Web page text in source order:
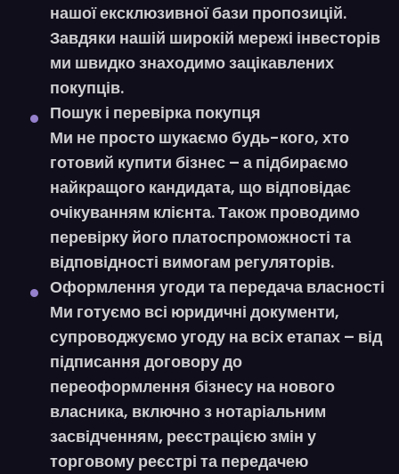
нашоїексклюзивної бази пропозицій.
Завдяки нашій широкій мережі інвесторів
ми швидко знаходимо зацікавлених
покупців.
Пошук і перевірка покупця
Ми не просто шукаємо будь-кого, хто
готовий купити бізнес – а підбираємо
найкращого кандидата, що відповідає
очікуванням клієнта. Також проводимо
перевірку його платоспроможності та
відповідності вимогам регуляторів.
Оформлення угоди та передача власності
Ми готуємо всі юридичні документи,
супроводжуємо угоду на всіх етапах – від
підписання договору до
переоформлення бізнесу на нового
власника, включно з нотаріальним
засвідченням, реєстрацією змін у
торговому реєстрі та передачею